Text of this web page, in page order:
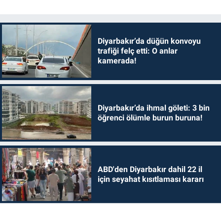
Diyarbakır’da düğün konvoyu
trafiği felç etti: O anlar
kamerada!
Diyarbakır’da ihmal göleti: 3 bin
öğrenci ölümle burun buruna!
ABD'den Diyarbakır dahil 22 il
için seyahat kısıtlaması kararı